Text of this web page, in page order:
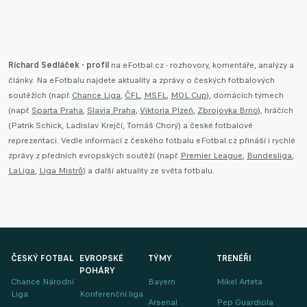
Richard Sedláček - profil na eFotbal.cz - rozhovory, komentáře, analýzy a
články. Na eFotbalu najdete aktuality a zprávy o českých fotbalových
soutěžích (např. Chance Liga, ČFL, MSFL, MOL Cup), domácích týmech
(např. Sparta Praha, Slavia Praha, Viktoria Plzeň, Zbrojovka Brno), hráčích
(Patrik Schick, Ladislav Krejčí, Tomáš Chorý) a české fotbalové
reprezentaci. Vedle informací z českého fotbalu eFotbal.cz přináší i rychlé
zprávy z předních evropských soutěží (např. Premier League, Bundesliga,
LaLiga, Liga Mistrů) a další aktuality ze světa fotbalu.
ČESKÝ FOTBAL
Chance Národní
Liga
EVROPSKÉ
POHÁRY
Konferenční liga
TÝMY
Bayern
Arsenal
TRENÉŘI
Mikel Arteta
Pep Guardiola